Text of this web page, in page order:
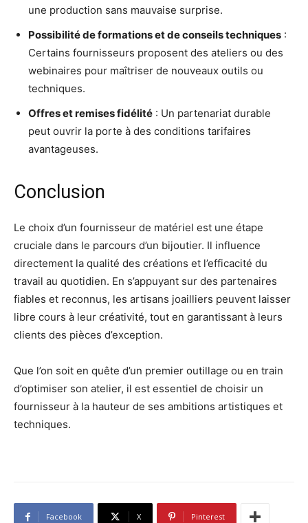
une production sans mauvaise surprise.
Possibilité de formations et de conseils techniques :
Certains fournisseurs proposent des ateliers ou des
webinaires pour maîtriser de nouveaux outils ou
techniques.
Offres et remises fidélité : Un partenariat durable
peut ouvrir la porte à des conditions tarifaires
avantageuses.
Conclusion
Le choix d’un fournisseur de matériel est une étape
cruciale dans le parcours d’un bijoutier. Il influence
directement la qualité des créations et l’efficacité du
travail au quotidien. En s’appuyant sur des partenaires
fiables et reconnus, les artisans joailliers peuvent laisser
libre cours à leur créativité, tout en garantissant à leurs
clients des pièces d’exception.
Que l’on soit en quête d’un premier outillage ou en train
d’optimiser son atelier, il est essentiel de choisir un
fournisseur à la hauteur de ses ambitions artistiques et
techniques.
Facebook X Pinterest